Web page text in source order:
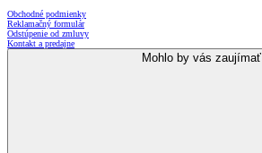
Obchodné podmienky
Reklamačný formulár
Odstúpenie od zmluvy
Kontakt a predajne
Mohlo by vás zaujímať